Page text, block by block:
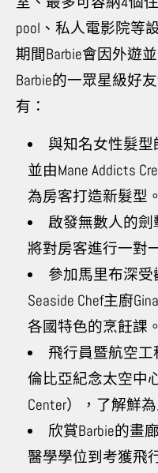
pool、私人電影院等
期間Barbie會因外遊
Barbie的一眾星級好
有：
與知名女性髮型
並由Mane Addicts
為房客打造新髮型。
啟發無數人的劍
將對房客進行一對
參加馬里布深受
Seaside Chef主廚
各國特色的烹飪課。
飛行員暨航空工
倫比亞紀念太空中心
Center），了解鮮
欣賞Barbie的畫
醫學學位到考獲飛